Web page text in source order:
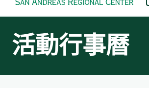
活動行事曆